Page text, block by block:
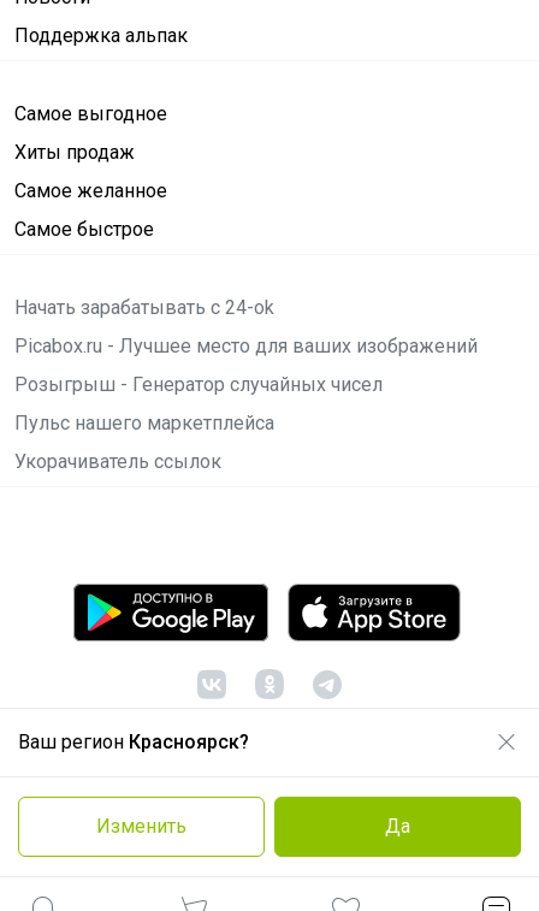
Ваш регион Красноярск?
Изменить Да
Поддержка альпак
Самое выгодное
Хиты продаж
Самое желанное
Самое быстрое
Начать зарабатывать с 24-ok
Picabox.ru - Лучшее место для ваших изображений
Розыгрыш - Генератор случайных чисел
Пульс нашего маркетплейса
Укорачиватель ссылок
© ООО "Лявита", ОГРН 1122468054070, 2012 -2026
Политика конфиденциальности
Cоглашение пользователя